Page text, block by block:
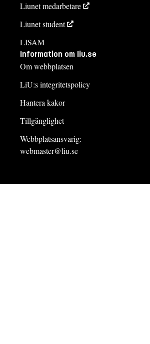
Liunet medarbetare
Liunet student
LISAM
Information om liu.se
Om webbplatsen
LiU:s integritetspolicy
Hantera kakor
Tillgänglighet
Webbplatsansvarig:
webmaster@liu.se